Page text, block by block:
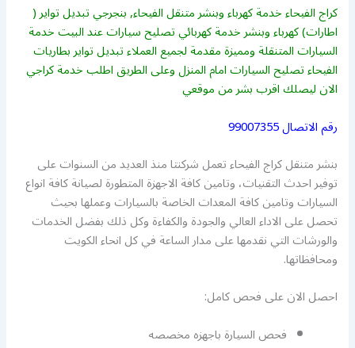
كراج الفيحاء خدمة كهرباء وبنشر متنقل الفيحاء, بنجرجي تبديل تواير (
اطارات) كهرباء وبنشر خدمة كهربائي تصليح سيارات عند البيت خدمة
السيارات المتنقلة ومميزة مقدمة لجميع العملاء تبديل تواير بطاريات
الفيحاء تصليح السيارات امام المنزل وعلى الطريق اطلب خدمة كراجي
الان ليصلك اقرب بشر من موقعي
رقم الاتصال99007355
بنشر متنقل كراج الفيحاء تعمل شركنتا منذ العديد من السنوات على
توفير احدث التقنيات، وتامين كافة الاجهزة المتطورة لصيانة كافة انواع
السيارات وتامين كافة المعدات الخاصة بالسيارات وعملها بحيث
تحصل على الاداء العالي والجودة والكفاءة وكل ذلك بفضل الخدمات
والورشات التي نقدمها على مدار الساعة في كل انحاء الكويت
ومحافظاتها.
احصل الان على فحص كامل:
فحص السيارة باجهزه مخصصه